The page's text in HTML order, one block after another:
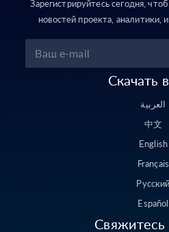
Зарегистрируйтесь сегодня,
новостей проекта, аналитики,
Скачать
العربية
中文
English
Français
Русский
Español
Свяжитесь